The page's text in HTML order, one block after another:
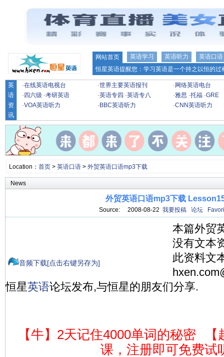
网站首页 英语学习 英语听力
英语口语
恒星英语提醒您：学习英语是一个持之以恒的
英
语
资
讯
·在线英语电视台 ·世界主要英语报刊 · 网络英语电台
· 四六级 ·考研英语 ·英语专四 ·英语专八 ·雅思 ·托福 ·GRE
·VOA英语听力 · BBC英语听力 ·CNN英语听力
Location： 首页> 英语口语> 外贸英语口语mp3下载
News
外贸英语口语mp3下载
Source: 2008-08-22 我要投稿 论坛
音频下载[点击右键另存为]
本篇外贸
没有文本
此资料文
恒星英语论坛发布,与恒星的朋友们分享.
【牛】2天记住4000单词的秘密
课，注册即可免费试